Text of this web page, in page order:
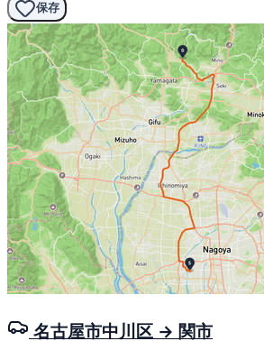
保存
名古屋市中川区 → 関市